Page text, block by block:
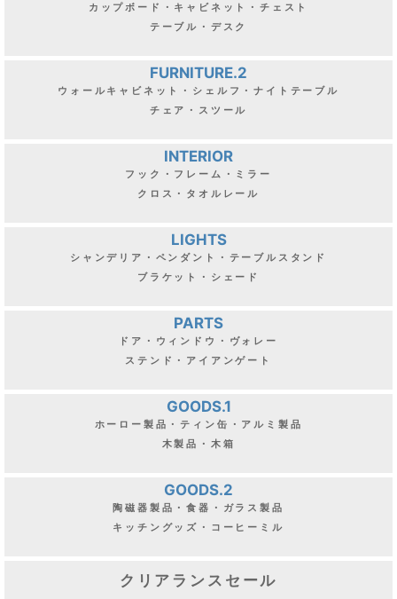
カップボード・キャビネット・チェスト
テーブル・デスク
FURNITURE.2
ウォールキャビネット・シェルフ・ナイトテーブル
チェア・スツール
INTERIOR
フック・フレーム・ミラー
クロス・タオルレール
LIGHTS
シャンデリア・ペンダント・テーブルスタンド
ブラケット・シェード
PARTS
ドア・ウィンドウ・ヴォレー
ステンド・アイアンゲート
GOODS.1
ホーロー製品・ティン缶・アルミ製品
木製品・木箱
GOODS.2
陶磁器製品・食器・ガラス製品
キッチングッズ・コーヒーミル
クリアランスセール